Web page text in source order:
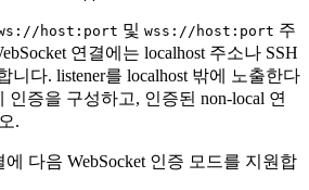
host:port 및 wss://host:port 주
연결에는 localhost 주소나 SSH
니다. listener를 localhost 밖에 노출한다
인증을 구성하고, 인증된 non-local 연
.
다음 WebSocket 인증 모드를 지원합